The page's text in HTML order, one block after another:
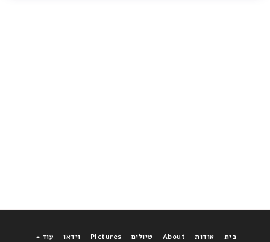
בית אודות About טיולים Pictures וידאו עוד